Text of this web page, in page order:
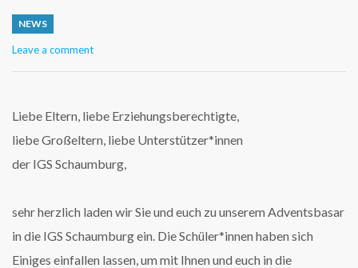
NEWS
Leave a comment
Liebe Eltern, liebe Erziehungsberechtigte,
liebe Großeltern, liebe Unterstützer*innen
der IGS Schaumburg,
sehr herzlich laden wir Sie und euch zu unserem Adventsbasar
in die IGS Schaumburg ein. Die Schüler*innen haben sich
Einiges einfallen lassen, um mit Ihnen und euch in die